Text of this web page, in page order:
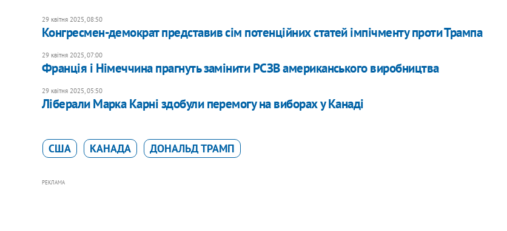
29 квітня 2025, 08:50
​Конгресмен-демократ представив сім потенційних статей імпічменту проти Трампа
29 квітня 2025, 07:00
Франція і Німеччина прагнуть замінити РСЗВ американського виробництва
29 квітня 2025, 05:50
Ліберали Марка Карні здобули перемогу на виборах у Канаді
США КАНАДА ДОНАЛЬД ТРАМП
РЕКЛАМА